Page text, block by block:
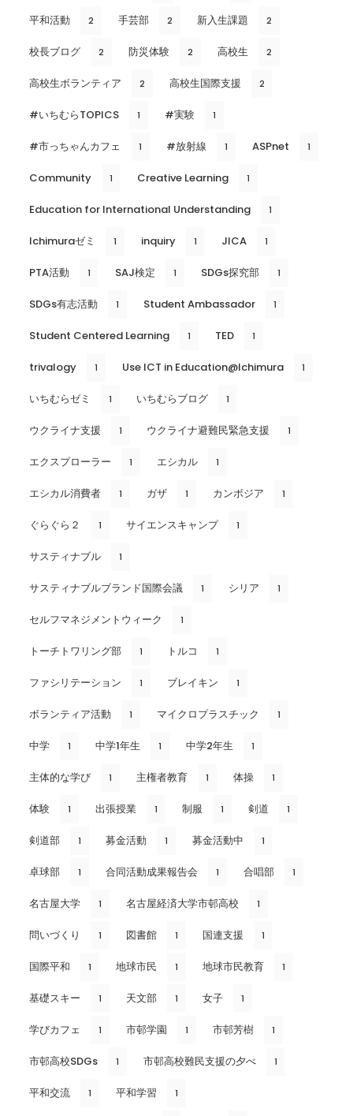
平和活動 2 手芸部 2 新入生課題 2
校長ブログ 2 防災体験 2 高校生 2
高校生ボランティア 2 高校生国際支援 2
#いちむらTOPICS 1 #実験 1
#市っちゃんカフェ 1 #放射線 1 ASPnet 1
Community 1 Creative Learning 1
Education for International Understanding 1
Ichimuraゼミ 1 inquiry 1 JICA 1
PTA活動 1 SAJ検定 1 SDGs探究部 1
SDGs有志活動 1 Student Ambassador 1
Student Centered Learning 1 TED 1
trivalogy 1 Use ICT in Education@Ichimura 1
いちむらゼミ 1 いちむらブログ 1
ウクライナ支援 1 ウクライナ避難民緊急支援 1
エクスプローラー 1 エシカル 1
エシカル消費者 1 ガザ 1 カンボジア 1
ぐらぐら２ 1 サイエンスキャンプ 1
サスティナブル 1
サスティナブルブランド国際会議 1 シリア 1
セルフマネジメントウィーク 1
トーチトワリング部 1 トルコ 1
ファシリテーション 1 ブレイキン 1
ボランティア活動 1 マイクロプラスチック 1
中学 1 中学1年生 1 中学2年生 1
主体的な学び 1 主権者教育 1 体操 1
体験 1 出張授業 1 制服 1 剣道 1
剣道部 1 募金活動 1 募金活動中 1
卓球部 1 合同活動成果報告会 1 合唱部 1
名古屋大学 1 名古屋経済大学市邨高校 1
問いづくり 1 図書館 1 国連支援 1
国際平和 1 地球市民 1 地球市民教育 1
基礎スキー 1 天文部 1 女子 1
学びカフェ 1 市邨学園 1 市邨芳樹 1
市邨高校SDGs 1 市邨高校難民支援の夕べ 1
平和交流 1 平和学習 1